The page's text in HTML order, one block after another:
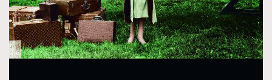
TRENDING
AFrenchMind
DressLikeAParisienne